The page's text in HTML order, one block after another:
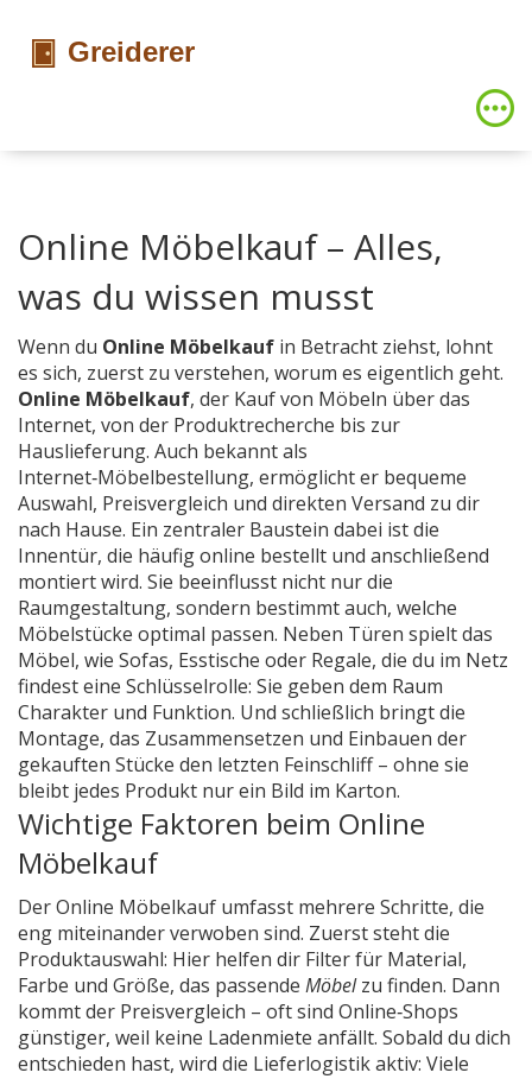
Online Möbelkauf – Alles,
was du wissen musst
Wenn du Online Möbelkauf in Betracht ziehst, lohnt
es sich, zuerst zu verstehen, worum es eigentlich geht.
Online Möbelkauf, der Kauf von Möbeln über das
Internet, von der Produktrecherche bis zur
Hauslieferung. Auch bekannt als
Internet‑Möbelbestellung, ermöglicht er bequeme
Auswahl, Preisvergleich und direkten Versand zu dir
nach Hause. Ein zentraler Baustein dabei ist die
Innentür, die häufig online bestellt und anschließend
montiert wird. Sie beeinflusst nicht nur die
Raumgestaltung, sondern bestimmt auch, welche
Möbelstücke optimal passen. Neben Türen spielt das
Möbel, wie Sofas, Esstische oder Regale, die du im Netz
findesteine Schlüsselrolle: Sie geben dem Raum
Charakter und Funktion. Und schließlich bringt die
Montage, das Zusammensetzen und Einbauen der
gekauften Stücke den letzten Feinschliff – ohne sie
bleibt jedes Produkt nur ein Bild im Karton.
Wichtige Faktoren beim Online
Möbelkauf
Der Online Möbelkauf umfasst mehrere Schritte, die
eng miteinander verwoben sind. Zuerst steht die
Produktauswahl: Hier helfen dir Filter für Material,
Farbe und Größe, das passende Möbelzu finden. Dann
kommt der Preisvergleich – oft sind Online‑Shops
günstiger, weil keine Ladenmiete anfällt. Sobald du dich
entschieden hast, wird die Lieferlogistik aktiv: Viele